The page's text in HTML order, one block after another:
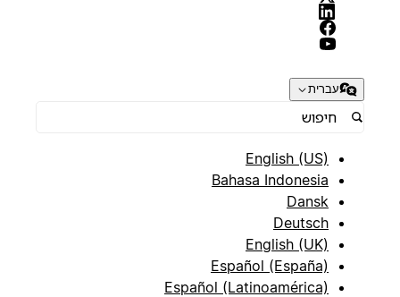
עברית
English (US)
Bahasa Indonesia
Dansk
Deutsch
English (UK)
Español (España)
Español (Latinoamérica)